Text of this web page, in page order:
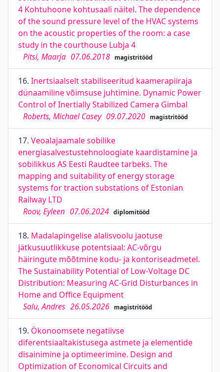
4 Kohtuhoone kohtusaali näitel. The dependence
of the sound pressure level of the HVAC systems
on the acoustic properties of the room: a case
study in the courthouse Lubja 4
Pitsi, Maarja 07.06.2018 magistritööd
16. Inertsiaalselt stabiliseeritud kaamerapiiraja
dünaamiline võimsuse juhtimine. Dynamic Power
Control of Inertially Stabilized Camera Gimbal
Roberts, Michael Casey 09.07.2020 magistritööd
17. Veoalajaamale sobilike
energiasalvestustehnoloogiate kaardistamine ja
sobilikkus AS Eesti Raudtee tarbeks. The
mapping and suitability of energy storage
systems for traction substations of Estonian
Railway LTD
Roov, Eyleen 07.06.2024 diplomitööd
18. Madalapingelise alalisvoolu jaotuse
jätkusuutlikkuse potentsiaal: AC-võrgu
häiringute mõõtmine kodu- ja kontoriseadmetel.
The Sustainability Potential of Low-Voltage DC
Distribution: Measuring AC-Grid Disturbances in
Home and Office Equipment
Salu, Andres 26.05.2026 magistritööd
19. Ökonoomsete negatiivse
diferentsiaaltakistusega astmete ja elementide
disainimine ja optimeerimine. Design and
Optimization of Economical Circuits and